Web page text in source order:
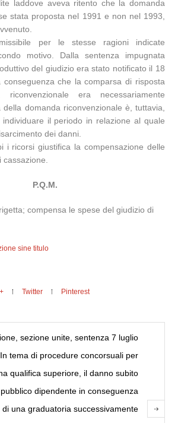
laddove aveva ritento che la domanda
stata proposta nel 1991 e non nel 1993,
per le stesse ragioni indicate
motivo. Dalla sentenza impugnata
del giudizio era stato notificato il 18
che la comparsa di risposta
era necessariamente
domanda riconvenzionale è, tuttavia,
il periodo in relazione al quale
dei danni.
i ricorsi giustifica la compensazione delle
P.Q.M.
compensa le spese del giudizio di
sine titulo
Twitter Pinterest
sezione unite, sentenza 7 luglio
tema di procedure concorsuali per
qualifica superiore, il danno subito
dipendente in conseguenza
di una graduatoria successivamente